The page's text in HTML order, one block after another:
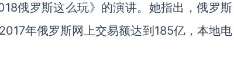
俄罗斯这么玩》的演讲。她指出，俄罗斯
年俄罗斯网上交易额达到185亿，本地电